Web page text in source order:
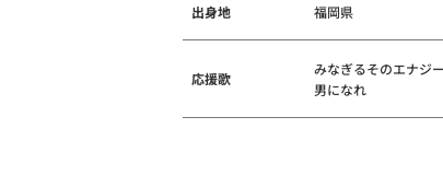
出身地 福岡県
応援歌
みなぎるそのエナジ
男になれ